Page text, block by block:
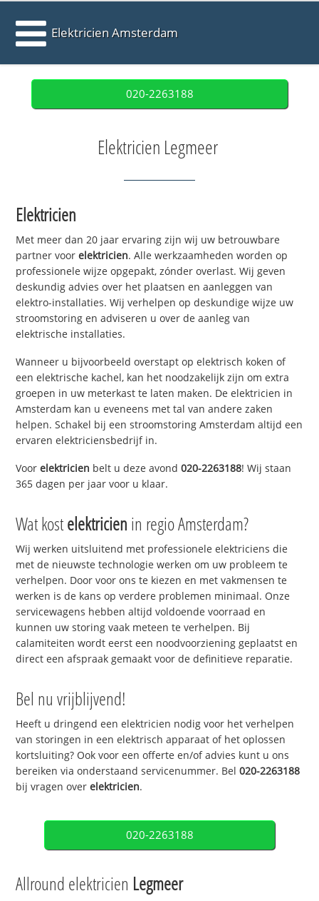
Elektricien Amsterdam
020-2263188
Elektricien Legmeer
Elektricien
Met meer dan 20 jaar ervaring zijn wij uw betrouwbare
partner voorelektricien. Alle werkzaamheden worden op
professionele wijze opgepakt, zónder overlast. Wij geven
deskundig advies over het plaatsen en aanleggen van
elektro-installaties. Wij verhelpen op deskundige wijze uw
stroomstoring en adviseren u over de aanleg van
elektrische installaties.
Wanneer u bijvoorbeeld overstapt op elektrisch koken of
een elektrische kachel, kan het noodzakelijk zijn om extra
groepen in uw meterkast te laten maken. De elektricien in
Amsterdam kan u eveneens met tal van andere zaken
helpen. Schakel bij een stroomstoring Amsterdam altijd een
ervaren elektriciensbedrijf in.
Voorelektricien belt u deze avond020-2263188! Wij staan
365 dagen per jaar voor u klaar.
Wat kostelektricien in regio Amsterdam?
Wij werken uitsluitend met professionele elektriciens die
met de nieuwste technologie werken om uw probleem te
verhelpen. Door voor ons te kiezen en met vakmensen te
werken is de kans op verdere problemen minimaal. Onze
servicewagens hebben altijd voldoende voorraad en
kunnen uw storing vaak meteen te verhelpen. Bij
calamiteiten wordt eerst een noodvoorziening geplaatst en
direct een afspraak gemaakt voor de definitieve reparatie.
Bel nu vrijblijvend!
Heeft u dringend een elektricien nodig voor het verhelpen
van storingen in een elektrisch apparaat of het oplossen
kortsluiting? Ook voor een offerte en/of advies kunt u ons
bereiken via onderstaand servicenummer. Bel020-2263188
bij vragen overelektricien.
020-2263188
Allround elektricien Legmeer